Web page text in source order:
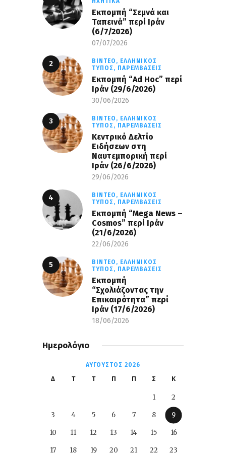
Εκπομπή “Σεμνά και
Ταπεινά” περί Ιράν
(6/7/2026)
07/07/2026
ΒΊΝΤΕΟ, ΕΛΛΗΝΙΚΌΣ
ΤΎΠΟΣ, ΠΑΡΕΜΒΆΣΕΙΣ
Εκπομπή “Ad Hoc” περί
Iράν (29/6/2026)
30/06/2026
ΒΊΝΤΕΟ, ΕΛΛΗΝΙΚΌΣ
ΤΎΠΟΣ, ΠΑΡΕΜΒΆΣΕΙΣ
Κεντρικό Δελτίο
Ειδήσεων στη
Ναυτεμπορική περί
Iράν (26/6/2026)
29/06/2026
ΒΊΝΤΕΟ, ΕΛΛΗΝΙΚΌΣ
ΤΎΠΟΣ, ΠΑΡΕΜΒΆΣΕΙΣ
Eκπομπή “Mega News –
Cosmos” περί Ιράν
(21/6/2026)
22/06/2026
ΒΊΝΤΕΟ, ΕΛΛΗΝΙΚΌΣ
ΤΎΠΟΣ, ΠΑΡΕΜΒΆΣΕΙΣ
Εκπομπή
“Σχολιάζοντας την
Επικαιρότητα” περί
Ιράν (17/6/2026)
18/06/2026
Ημερολόγιο
ΑΎΓΟΥΣΤΟΣ 2026
Δ Τ Τ Π Π Σ Κ
1 2
3 4 5 6 7 8 9
10 11 12 13 14 15 16
17 18 19 20 21 22 23